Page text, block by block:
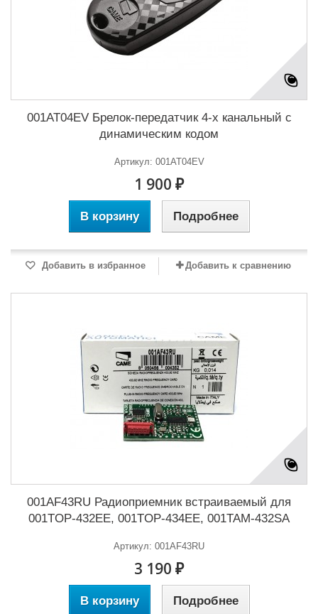
001AT04EV Брелок-передатчик 4-х канальный с
динамическим кодом
Артикул: 001AT04EV
1 900 ₽
В корзину Подробнее
Добавить в избранное Добавить к сравнению
001AF43RU Радиоприемник встраиваемый для
001TOP-432EE, 001TOP-434EE, 001TAM-432SA
Артикул: 001AF43RU
3 190 ₽
В корзину Подробнее